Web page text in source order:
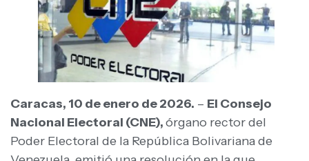
Caracas, 10 de enero de 2026. – El Consejo
Nacional Electoral (CNE),órgano rector del
Poder Electoral de la República Bolivariana de